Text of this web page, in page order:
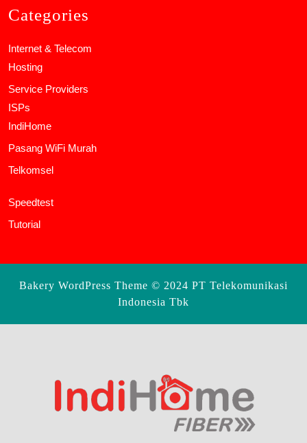
Categories
Internet & Telecom
Hosting
Service Providers
ISPs
IndiHome
Pasang WiFi Murah
Telkomsel
Speedtest
Tutorial
Bakery WordPress Theme © 2024 PT Telekomunikasi
Indonesia Tbk